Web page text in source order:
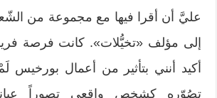
عليَّ أن أقرا فيها مع مجموعة من
إلى مؤلف «تخيُّلات». كانت فرصة
أكيد أنني بتأثير من أعمال
تصُوّره كشخص واقعي تصوراً